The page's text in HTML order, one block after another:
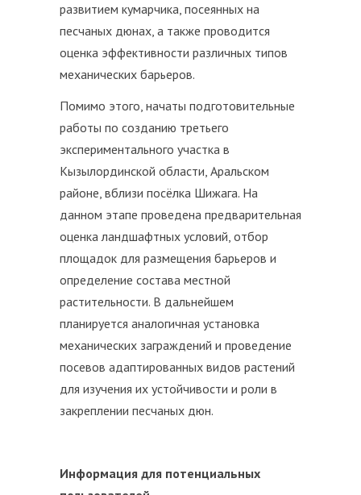
развитием кумарчика, посеянных на
песчаных дюнах, а также проводится
оценка эффективности различных типов
механических барьеров.
Помимо этого, начаты подготовительные
работы по созданию третьего
экспериментального участка в
Кызылординской области, Аральском
районе, вблизи посёлка Шижага. На
данном этапе проведена предварительная
оценка ландшафтных условий, отбор
площадок для размещения барьеров и
определение состава местной
растительности. В дальнейшем
планируется аналогичная установка
механических заграждений и проведение
посевов адаптированных видов растений
для изучения их устойчивости и роли в
закреплении песчаных дюн.
Информация для потенциальных